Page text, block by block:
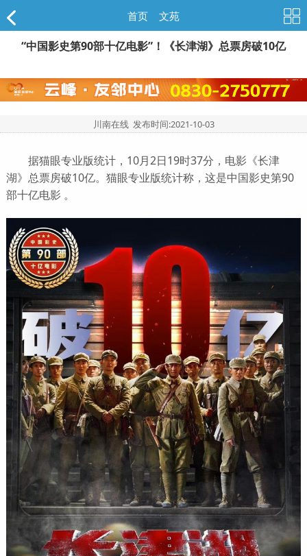
首页 文苑
“中国影史第90部十亿电影”！《长津湖》总票房破10亿
川南在线 发布时间:2021-10-03
据猫眼专业版统计，10月2日19时37分，电影《长津
湖》总票房破10亿。猫眼专业版统计称，这是中国影史第90
部十亿电影 。